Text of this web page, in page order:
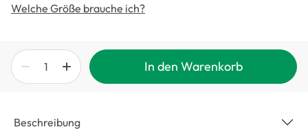
Welche Größe brauche ich?
In den Warenkorb
Beschreibung